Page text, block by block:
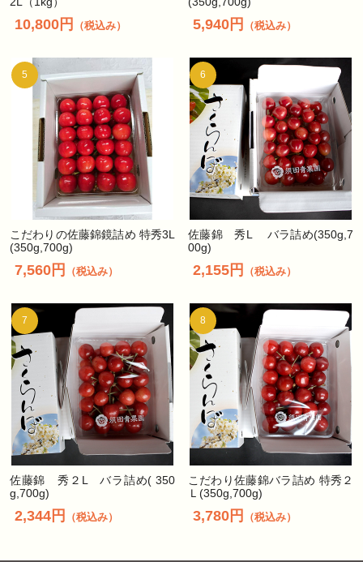
10,800円 （税込み） 5,940円 （税込み）
5
こだわりの佐藤錦鏡詰め 特秀3L
(350g,700g)
7,560円 （税込み）
6
佐藤錦 秀L バラ詰め(350g,7
00g)
2,155円 （税込み）
7
佐藤錦 秀２L バラ詰め( 350
g,700g)
2,344円 （税込み）
8
こだわり佐藤錦バラ詰め 特秀２
Ｌ(350g,700g)
3,780円 （税込み）